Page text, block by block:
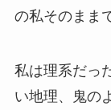
の私そのまま
私は理系だっ
い地理、鬼の